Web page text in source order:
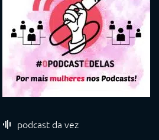
podcast da vez